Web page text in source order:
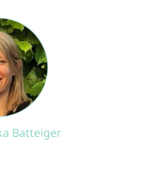
Batteiger